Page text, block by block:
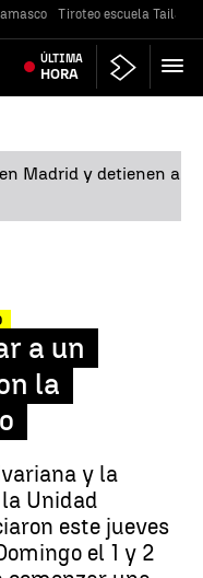
Tiroteo escuela
ÚLTIMA
HORA
Madrid y detienen a
a un
la
y la
Unidad
este jueves
el 1 y 2